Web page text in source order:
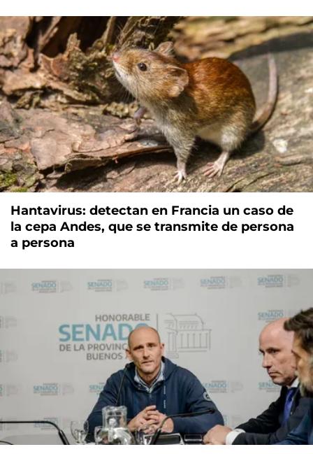
Hantavirus: detectan en Francia un caso de
la cepa Andes, que se transmite de persona
a persona